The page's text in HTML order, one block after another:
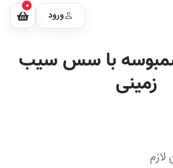
ورود
0
با سس سیب
زمینى